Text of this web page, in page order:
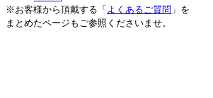
※お客様から頂戴する「 よくあるご質問 」を
まとめたページもご参照くださいませ。